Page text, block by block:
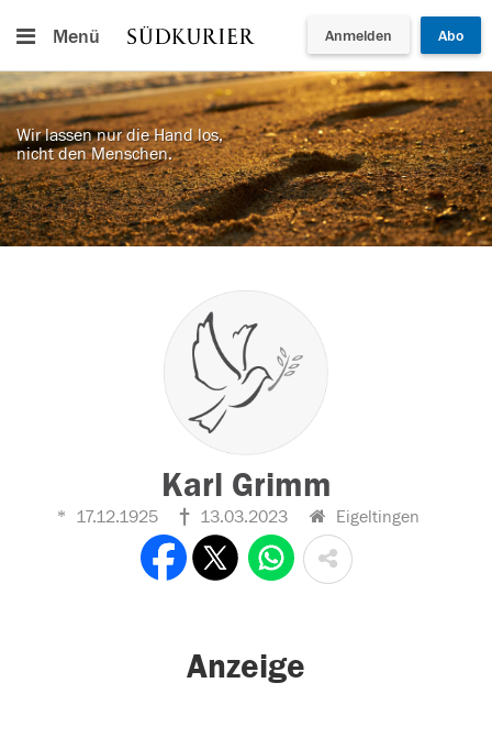
Menü Anmelden Abo
Wir lassen nur die Hand los,
nicht den Menschen.
Karl Grimm
17.12.1925 13.03.2023 Eigeltingen
Anzeige